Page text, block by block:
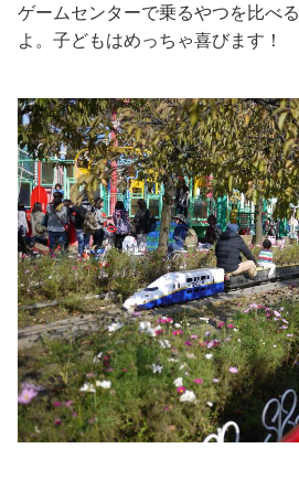
ゲームセンターで乗るやつを比べ
よ。子どもはめっちゃ喜びます！